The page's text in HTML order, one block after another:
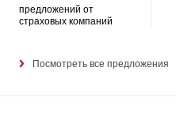
предложений от
страховых компаний
Посмотреть все предложения